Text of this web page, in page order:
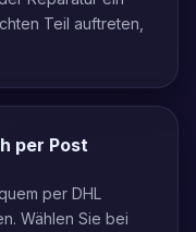
Teil auftreten,
per Post
per DHL
Wählen Sie bei